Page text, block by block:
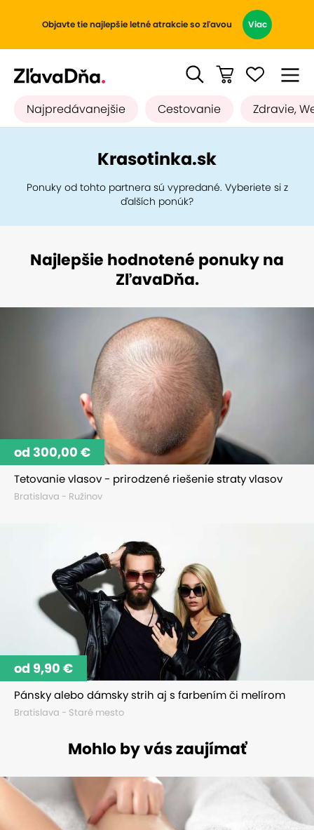
Objavte tie najlepšie letné atrakcie so zľavou Viac
Najpredávanejšie Cestovanie Zdravie,
Krasotinka.sk
Ponuky od tohto partnera sú vypredané. Vyberiete si z
ďalších ponúk?
Najlepšie hodnotené ponuky na
ZľavaDňa.
Tetovanie vlasov - prirodzené riešenie straty vlasov
Bratislava - Ružinov
od 300,00 €
Pánsky alebo dámsky strih aj s farbením či melírom
Bratislava - Staré mesto
od 9,90 €
Mohlo by vás zaujímať